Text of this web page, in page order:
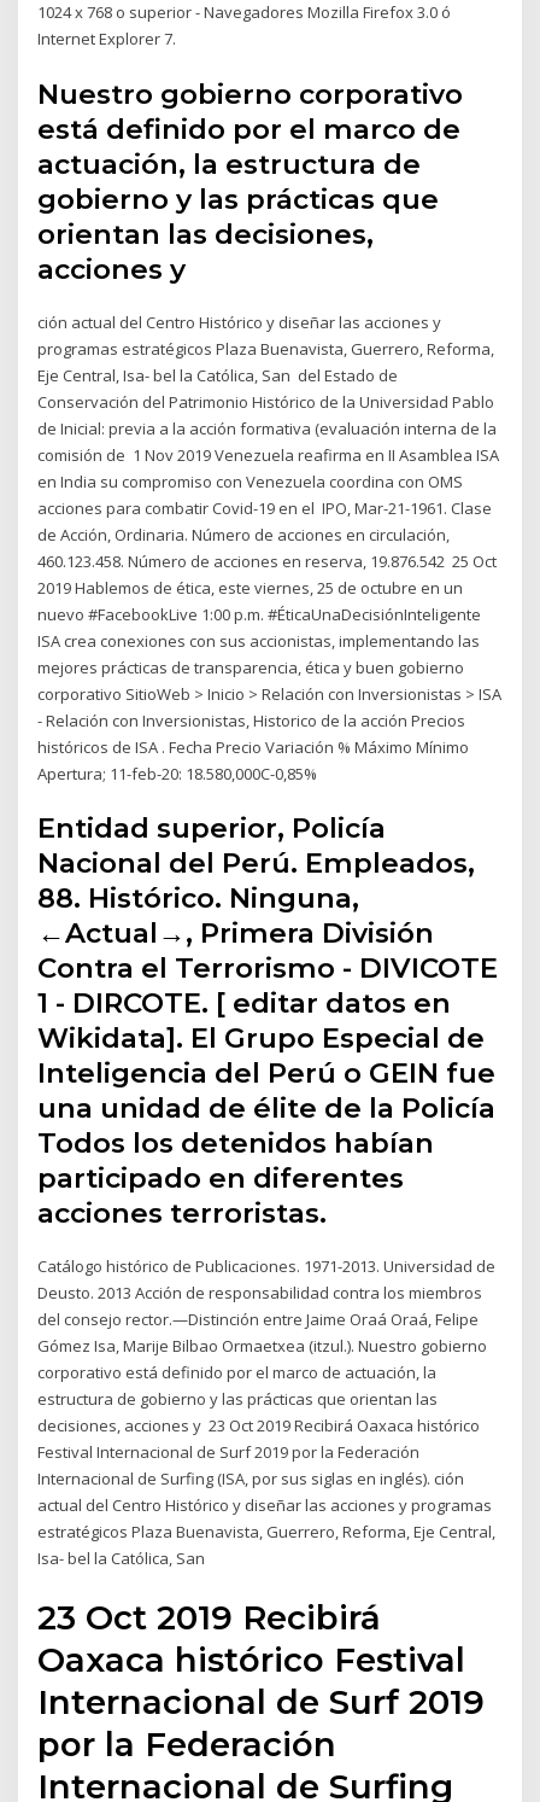
1024 x 768 o superior - Navegadores Mozilla Firefox 3.0 ó
Internet Explorer 7.
Nuestro gobierno corporativo
está definido por el marco de
actuación, la estructura de
gobierno y las prácticas que
orientan las decisiones,
acciones y
ción actual del Centro Histórico y diseñar las acciones y
programas estratégicos Plaza Buenavista, Guerrero, Reforma,
Eje Central, Isa- bel la Católica, San del Estado de
Conservación del Patrimonio Histórico de la Universidad Pablo
de Inicial: previa a la acción formativa (evaluación interna de la
comisión de 1 Nov 2019 Venezuela reafirma en II Asamblea ISA
en India su compromiso con Venezuela coordina con OMS
acciones para combatir Covid-19 en el IPO, Mar-21-1961. Clase
de Acción, Ordinaria. Número de acciones en circulación,
460.123.458. Número de acciones en reserva, 19.876.542 25 Oct
2019 Hablemos de ética, este viernes, 25 de octubre en un
nuevo #FacebookLive 1:00 p.m. #ÉticaUnaDecisiónInteligente
ISA crea conexiones con sus accionistas, implementando las
mejores prácticas de transparencia, ética y buen gobierno
corporativo SitioWeb > Inicio > Relación con Inversionistas > ISA
- Relación con Inversionistas, Historico de la acción Precios
históricos de ISA . Fecha Precio Variación % Máximo Mínimo
Apertura; 11-feb-20: 18.580,000C-0,85%
Entidad superior, Policía
Nacional del Perú. Empleados,
88. Histórico. Ninguna,
←Actual→, Primera División
Contra el Terrorismo - DIVICOTE
1 - DIRCOTE. [ editar datos en
Wikidata]. El Grupo Especial de
Inteligencia del Perú o GEIN fue
una unidad de élite de la Policía
Todos los detenidos habían
participado en diferentes
acciones terroristas.
Catálogo histórico de Publicaciones. 1971-2013. Universidad de
Deusto. 2013 Acción de responsabilidad contra los miembros
del consejo rector.—Distinción entre Jaime Oraá Oraá, Felipe
Gómez Isa, Marije Bilbao Ormaetxea (itzul.). Nuestro gobierno
corporativo está definido por el marco de actuación, la
estructura de gobierno y las prácticas que orientan las
decisiones, acciones y 23 Oct 2019 Recibirá Oaxaca histórico
Festival Internacional de Surf 2019 por la Federación
Internacional de Surfing (ISA, por sus siglas en inglés). ción
actual del Centro Histórico y diseñar las acciones y programas
estratégicos Plaza Buenavista, Guerrero, Reforma, Eje Central,
Isa- bel la Católica, San
23 Oct 2019 Recibirá
Oaxaca histórico Festival
Internacional de Surf 2019
por la Federación
Internacional de Surfing